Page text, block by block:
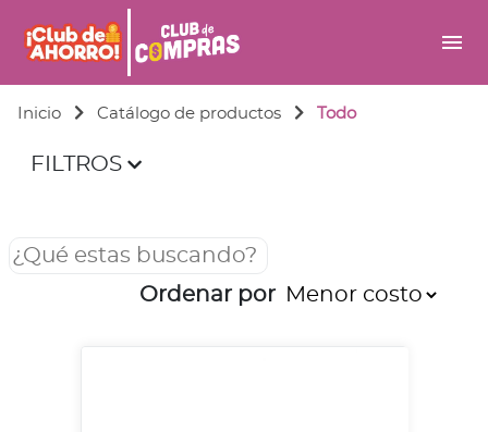
menu
Inicio Catálogo de productos Todo
FILTROS
Ordenar por